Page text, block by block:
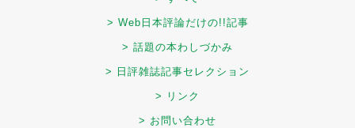
> Web日本評論だけの!!記事
> 話題の本わしづかみ
> 日評雑誌記事セレクション
> リンク
> お問い合わせ